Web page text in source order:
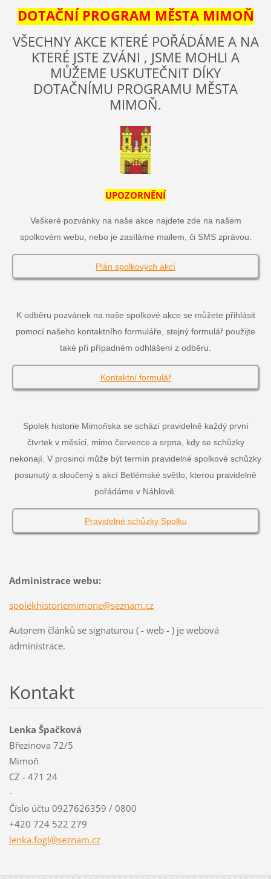
DOTAČNÍ PROGRAM MĚSTA MIMOŇ
VŠECHNY AKCE KTERÉ POŘÁDÁME A NA
KTERÉ JSTE ZVÁNI , JSME MOHLI A
MŮŽEME USKUTEČNIT DÍKY
DOTAČNÍMU PROGRAMU MĚSTA
MIMOŇ.
UPOZORNĚNÍ
Veškeré pozvánky na naše akce najdete zde na našem
spolkovém webu, nebo je zasíláme mailem, či SMS zprávou.
Plán spolkových akcí
K odběru pozvánek na naše spolkové akce se můžete přihlásit
pomocí našeho kontaktního formuláře, stejný formulář použijte
také při případném odhlášení z odběru.
Kontaktní formulář
Spolek historie Mimoňska se schází pravidelně každý první
čtvrtek v měsíci, mimo července a srpna, kdy se schůzky
nekonají. V prosinci může být termín pravidelné spolkové schůzky
posunutý a sloučený s akcí Betlémské světlo, kterou pravidelně
pořádáme v Náhlově.
Pravidelné schůzky Spolku
Administrace webu:
spolekhistoriemimone@seznam.cz
Autorem článků se signaturou ( - web - ) je webová
administrace.
Kontakt
Lenka Špačková
Březinova 72/5
Mimoň
CZ - 471 24
-
Číslo účtu 0927626359 / 0800
+420 724 522 279
lenka.fogl@seznam.cz